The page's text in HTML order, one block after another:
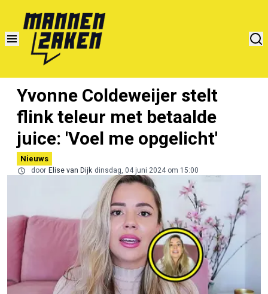
Yvonne Coldeweijer stelt
flink teleur met betaalde
juice: 'Voel me opgelicht'
Nieuws
door Elise van Dijk dinsdag, 04 juni 2024 om 15:00